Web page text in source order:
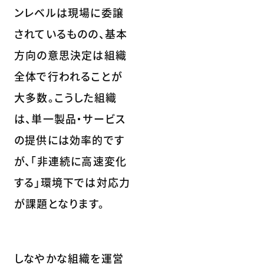
ンレベルは現場に委譲
されているものの、基本
方向の意思決定は組織
全体で行われることが
大多数。こうした組織
は、単一製品・サービス
の提供には効率的です
が、「非連続に高速変化
する」環境下では対応力
が課題となります。
しなやかな組織を運営